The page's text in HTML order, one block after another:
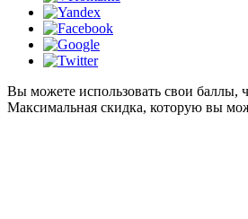
Вы можете использовать свои баллы,
Максимальная скидка, которую вы